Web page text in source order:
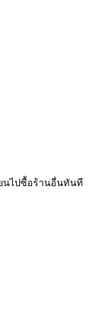
นไปซื้อร้านอื่นทันที